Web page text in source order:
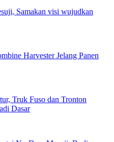
Samakan visi wujudkan
Harvester Jelang Panen
Truk Fuso dan Tronton
Dasar